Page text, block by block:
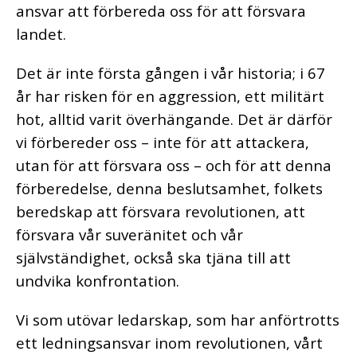
ansvar att förbereda oss för att försvara
landet.
Det är inte första gången i vår historia; i 67
år har risken för en aggression, ett militärt
hot, alltid varit överhängande. Det är därför
vi förbereder oss – inte för att attackera,
utan för att försvara oss – och för att denna
förberedelse, denna beslutsamhet, folkets
beredskap att försvara revolutionen, att
försvara vår suveränitet och vår
självständighet, också ska tjäna till att
undvika konfrontation.
Vi som utövar ledarskap, som har anförtrotts
ett ledningsansvar inom revolutionen, vårt